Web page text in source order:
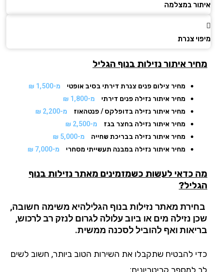
במצלמה​
צנרת
איתור נזילות בנוף הגליל
מחיר צילום פנים צנרת דירתי בסיב אופטי
מ-1,500 ₪
מחיר איתור נזילה פנים דירתי
מ-1,800 ₪
מחיר איתור נזילה בדופלקס / פנטהאוז
מ-2,200 ₪
מחיר איתור נזילה בחצר בגז
מ-2,500 ₪
מחיר איתור נזילה בבריכת שחייה
מ-5,000 ₪
מחיר איתור נזילה במבנה תעשייתי מסחרי
מ-7,000 ₪
כדאי לעשות כשמזמינים מאתר נזילותבנוף
?
מאתר נזילותבנוף הגלילהיא משימה חשובה,
נזילה מים או ביוב עלולה לגרום לנזק רב לרכוש,
ואף להוביל לסכנה ממשית.
להבטיח שתקבלו את השירות הטוב ביותר, חשוב לשים
למספר קריטריונים: